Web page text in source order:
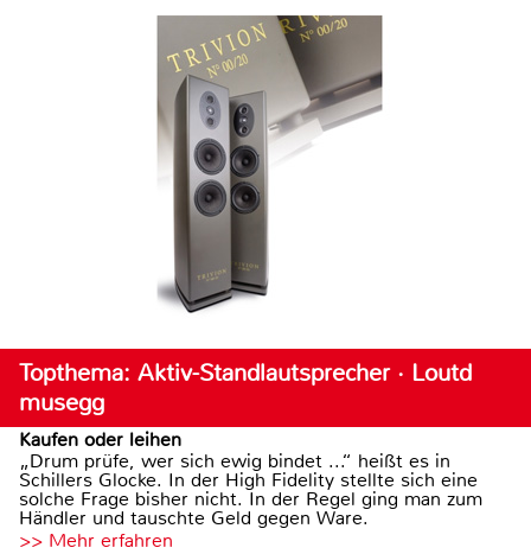
Topthema: Aktiv-Standlautsprecher · Loutd
musegg
Kaufen oder leihen
„Drum prüfe, wer sich ewig bindet ...“ heißt es in
Schillers Glocke. In der High Fidelity stellte sich eine
solche Frage bisher nicht. In der Regel ging man zum
Händler und tauschte Geld gegen Ware.
>> Mehr erfahren